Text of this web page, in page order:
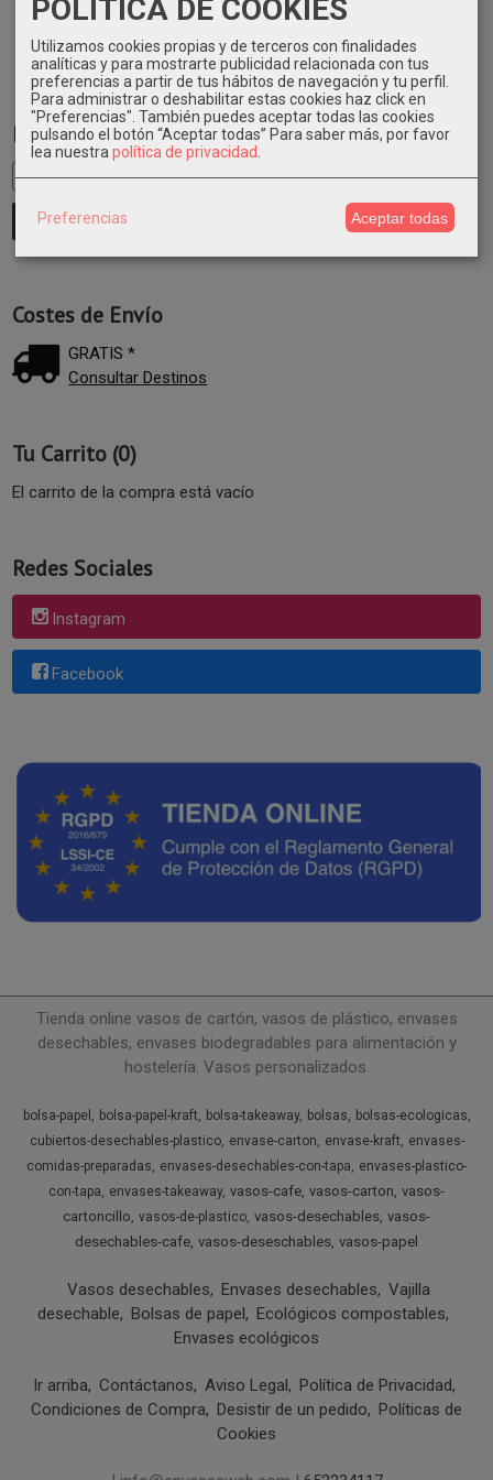
Marcas
Costes de Envío
GRATIS *
Consultar Destinos
Tu Carrito (0)
El carrito de la compra está vacío
Redes Sociales
Instagram
Facebook
84,44 €
Tienda online vasos de cartón, vasos de plástico, envases
desechables, envases biodegradables para alimentación y
hostelería. Vasos personalizados.
bolsa-papel bolsa-papel-kraft bolsa-takeaway bolsas
bolsas-ecologicas
cubiertos-desechables-plastico
envase-carton envase-kraft
envases-
comidas-preparadas
envases-desechables-con-tapa
envases-plastico-
con-tapa
envases-takeaway vasos-cafe vasos-carton vasos-
cartoncillo vasos-de-plastico vasos-desechables vasos-
desechables-cafe vasos-deseschables vasos-papel
Vasos desechables Envases desechables
Vajilla
desechable
Bolsas de papel
Ecológicos compostables
Envases ecológicos
Ir arriba Contáctanos Aviso Legal
Política de Privacidad
Condiciones de Compra
Desistir de un pedido
Políticas de
Cookies
POLITICA DE COOKIES
Utilizamos cookies propias y de terceros con finalidades
analíticas y para mostrarte publicidad relacionada con tus
preferencias a partir de tus hábitos de navegación y tu perfil.
Para administrar o deshabilitar estas cookies haz click en
"Preferencias". También puedes aceptar todas las cookies
pulsando el botón “Aceptar todas” Para saber más, por favor
lea nuestrapolítica de privacidad.
Preferencias Aceptar todas